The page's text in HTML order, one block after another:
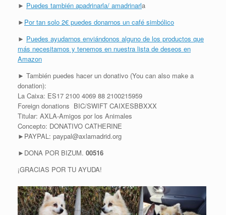
► Puedes también apadrinarla/ amadrinarla
► Por tan solo 2€ puedes donarnos un café simbólico
► Puedes ayudarnos enviándonos alguno de los productos que
más necesitamos y tenemos en nuestra lista de deseos en
Amazon
► También puedes hacer un donativo (You can also make a
donation):
La Caixa: ES17 2100 4069 88 2100215959
Foreign donations BIC/SWIFT CAIXESBBXXX
Titular: AXLA-Amigos por los Animales
Concepto: DONATIVO CATHERINE
►PAYPAL: paypal@axlamadrid.org
►DONA POR BIZUM. 00516
¡GRACIAS POR TU AYUDA!